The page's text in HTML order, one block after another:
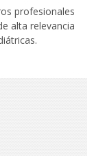
profesionales
alta relevancia